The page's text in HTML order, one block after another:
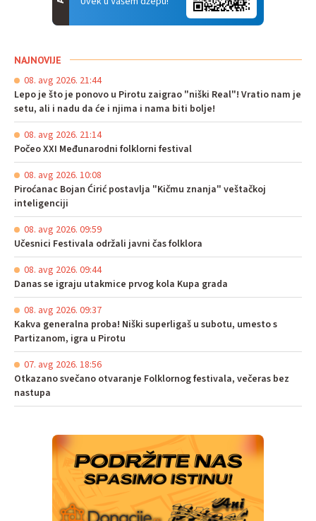
NAJNOVIJE
08. avg 2026. 21:44
Lepo je što je ponovo u Pirotu zaigrao "niški Real"! Vratio nam je
setu, ali i nadu da će i njima i nama biti bolje!
08. avg 2026. 21:14
Počeo XXI Međunarodni folklorni festival
08. avg 2026. 10:08
Piroćanac Bojan Ćirić postavlja "Kičmu znanja" veštačkoj
inteligenciji
08. avg 2026. 09:59
Učesnici Festivala održali javni čas folklora
08. avg 2026. 09:44
Danas se igraju utakmice prvog kola Kupa grada
08. avg 2026. 09:37
Kakva generalna proba! Niški superligaš u subotu, umesto s
Partizanom, igra u Pirotu
07. avg 2026. 18:56
Otkazano svečano otvaranje Folklornog festivala, večeras bez
nastupa